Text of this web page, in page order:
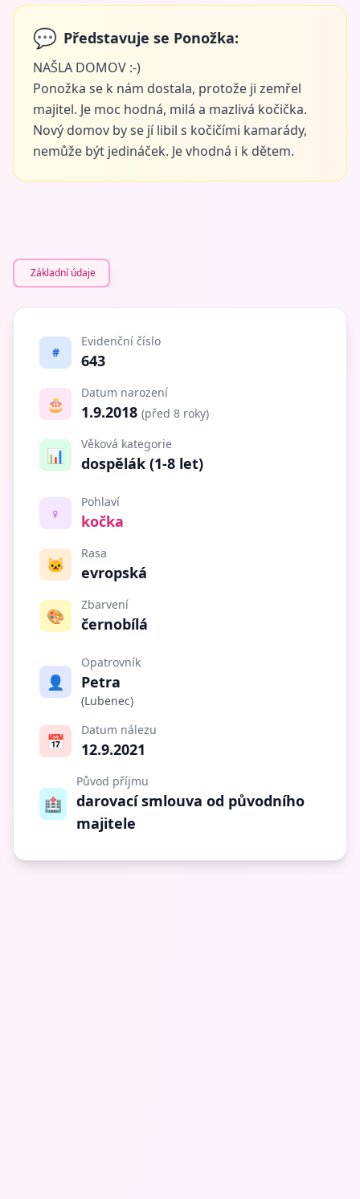
💬 Představuje se Ponožka:
NAŠLA DOMOV :-)
Ponožka se k nám dostala, protože ji zemřel
majitel. Je moc hodná, milá a mazlivá kočička.
Nový domov by se jí libil s kočičími kamarády,
nemůže být jedináček. Je vhodná i k dětem.
Základní údaje
#
Evidenční číslo
643
🎂
Datum narození
1.9.2018 (před 8 roky)
📊
Věková kategorie
dospělák (1-8 let)
♀️
Pohlaví
kočka
🐱
Rasa
evropská
🎨
Zbarvení
černobílá
👤
Opatrovník
Petra
(Lubenec)
📅
Datum nálezu
12.9.2021
🏥
Původ příjmu
darovací smlouva od původního
majitele